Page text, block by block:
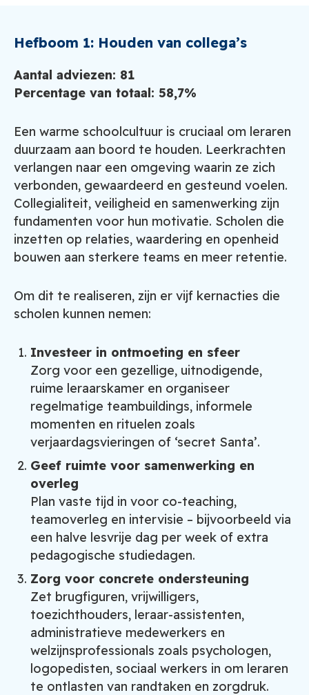
Hefboom 1: Houden van collega’s
Aantal adviezen: 81
Percentage van totaal: 58,7%
Een warme schoolcultuur is cruciaal om leraren
duurzaam aan boord te houden. Leerkrachten
verlangen naar een omgeving waarin ze zich
verbonden, gewaardeerd en gesteund voelen.
Collegialiteit, veiligheid en samenwerking zijn
fundamenten voor hun motivatie. Scholen die
inzetten op relaties, waardering en openheid
bouwen aan sterkere teams en meer retentie.
Om dit te realiseren, zijn er vijf kernacties die
scholen kunnen nemen:
Investeer in ontmoeting en sfeer
Zorg voor een gezellige, uitnodigende,
ruime leraarskamer en organiseer
regelmatige teambuildings, informele
momenten en rituelen zoals
verjaardagsvieringen of ‘secret Santa’.
Geef ruimte voor samenwerking en
overleg
Plan vaste tijd in voor co-teaching,
teamoverleg en intervisie – bijvoorbeeld via
een halve lesvrije dag per week of extra
pedagogische studiedagen.
Zorg voor concrete ondersteuning
Zet brugfiguren, vrijwilligers,
toezichthouders, leraar-assistenten,
administratieve medewerkers en
welzijnsprofessionals zoals psychologen,
logopedisten, sociaal werkers in om leraren
te ontlasten van randtaken en zorgdruk.